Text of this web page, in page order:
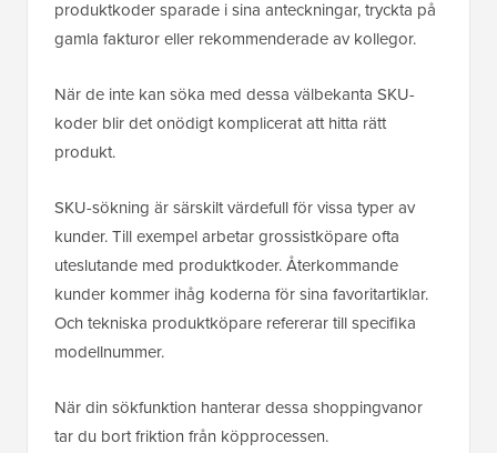
produktkoder sparade i sina anteckningar, tryckta på
gamla fakturor eller rekommenderade av kollegor.
När de inte kan söka med dessa välbekanta SKU-
koder blir det onödigt komplicerat att hitta rätt
produkt.
SKU-sökning är särskilt värdefull för vissa typer av
kunder. Till exempel arbetar grossistköpare ofta
uteslutande med produktkoder. Återkommande
kunder kommer ihåg koderna för sina favoritartiklar.
Och tekniska produktköpare refererar till specifika
modellnummer.
När din sökfunktion hanterar dessa shoppingvanor
tar du bort friktion från köpprocessen.